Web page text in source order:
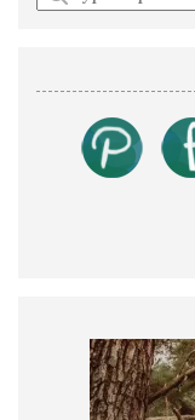
a